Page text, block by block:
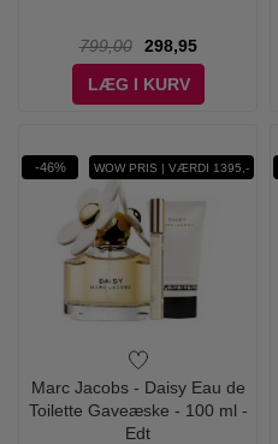
799,00
298,95
LÆG I KURV
-46% WOW PRIS | VÆRDI 1395,-
Marc Jacobs - Daisy Eau de
Toilette Gaveæske - 100 ml -
Edt